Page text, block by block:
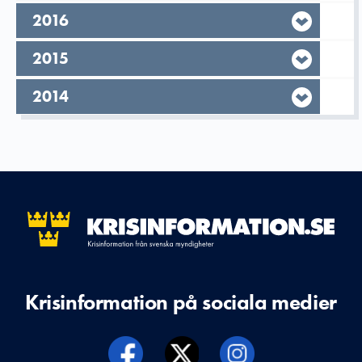
År,
2016
År,
2015
År,
2014
Krisinformation på sociala medier